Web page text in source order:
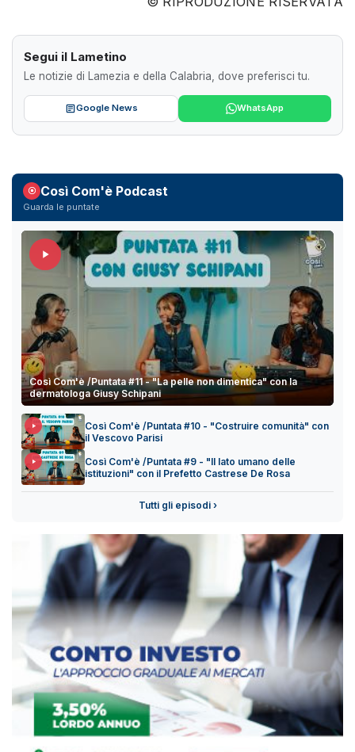
Segui il Lametino
Le notizie di Lamezia e della Calabria, dove preferisci tu.
Google News WhatsApp
Così Com'è Podcast
Guarda le puntate
Così Com'è /Puntata #11 - "La pelle non dimentica" con la
dermatologa Giusy Schipani
Così Com'è /Puntata #10 - "Costruire comunità" con
il Vescovo Parisi
Così Com'è /Puntata #9 - "Il lato umano delle
istituzioni" con il Prefetto Castrese De Rosa
Tutti gli episodi ›